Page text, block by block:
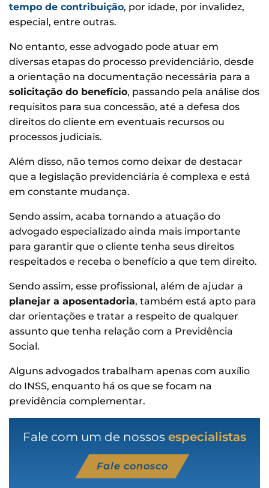
tempo de contribuição, por idade, por invalidez,
especial, entre outras.
No entanto, esse advogado pode atuar em
diversas etapas do processo previdenciário, desde
a orientação na documentação necessária para a
solicitação do benefício, passando pela análise dos
requisitos para sua concessão, até a defesa dos
direitos do cliente em eventuais recursos ou
processos judiciais.
Além disso, não temos como deixar de destacar
que a legislação previdenciária é complexa e está
em constante mudança.
Sendo assim, acaba tornando a atuação do
advogado especializado ainda mais importante
para garantir que o cliente tenha seus direitos
respeitados e receba o benefício a que tem direito.
Sendo assim, esse profissional, além de ajudar a
planejar a aposentadoria, também está apto para
dar orientações e tratar a respeito de qualquer
assunto que tenha relação com a Previdência
Social.
Alguns advogados trabalham apenas com auxílio
do INSS, enquanto há os que se focam na
previdência complementar.
Fale com um de nossos especialistas
Fale conosco